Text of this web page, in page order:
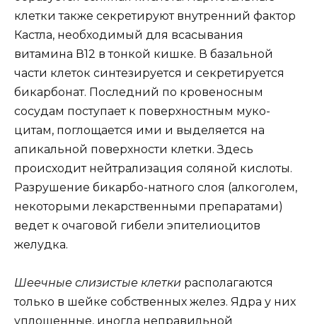
клетки также секретируют внутренний фактор
Кастла, необходимый для всасывания
витамина В12 в тонкой кишке. В базальной
части клеток синтезируется и секретируется
бикарбонат. Последний по кровеносным
сосудам поступает к поверхностным муко-
цитам, поглощается ими и выделяется на
апикальной поверхности клетки. Здесь
происходит нейтрализация соляной кислоты.
Разрушение бикарбо-натного слоя (алкоголем,
некоторыми лекарственными препаратами)
ведет к очаговой гибели эпителиоцитов
желудка.
Шеечные слизистые клетки располагаются
только в шейке собственных желез. Ядра у них
уплощенные, иногда неправильной